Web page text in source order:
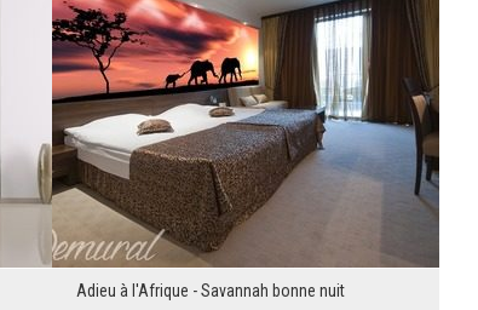
Adieu à l'Afrique - Savannah bonne nuit